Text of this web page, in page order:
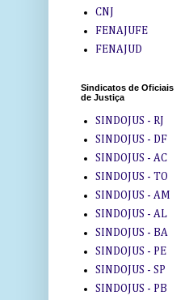
CNJ
FENAJUFE
FENAJUD
Sindicatos de Oficiais
de Justiça
SINDOJUS - RJ
SINDOJUS - DF
SINDOJUS - AC
SINDOJUS - TO
SINDOJUS - AM
SINDOJUS - AL
SINDOJUS - BA
SINDOJUS - PE
SINDOJUS - SP
SINDOJUS - PB